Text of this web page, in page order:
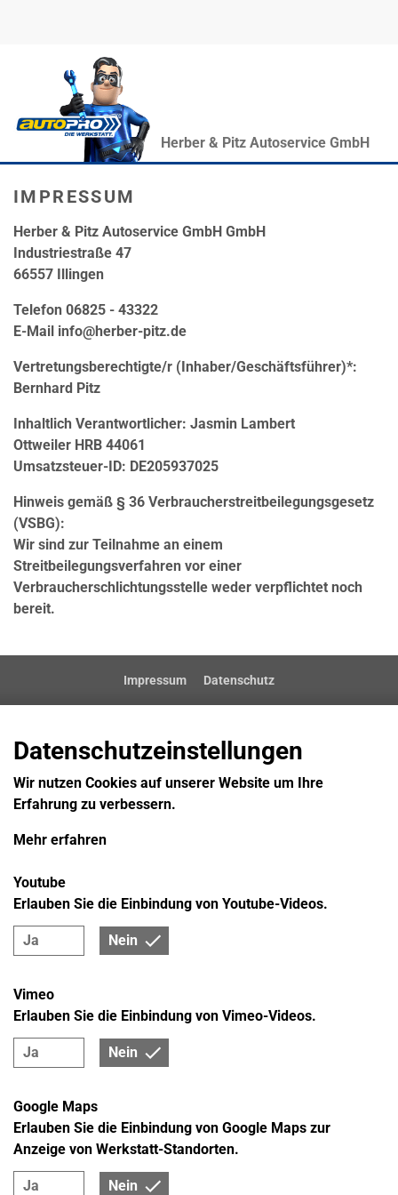
Herber & Pitz Autoservice GmbH
IMPRESSUM
Herber & Pitz Autoservice GmbH GmbH
Industriestraße 47
66557 Illingen
Telefon 06825 - 43322
E-Mail info@herber-pitz.de
Vertretungsberechtigte/r (Inhaber/Geschäftsführer)*:
Bernhard Pitz
Inhaltlich Verantwortlicher: Jasmin Lambert
Ottweiler HRB 44061
Umsatzsteuer-ID: DE205937025
Hinweis gemäß § 36 Verbraucherstreitbeilegungsgesetz
(VSBG):
Wir sind zur Teilnahme an einem
Streitbeilegungsverfahren vor einer
Verbraucherschlichtungsstelle weder verpflichtet noch
bereit.
Impressum Datenschutz
Datenschutzeinstellungen
Wir nutzen Cookies auf unserer Website um Ihre
Erfahrung zu verbessern.
Mehr erfahren
Ja Nein
Youtube
Erlauben Sie die Einbindung von Youtube-Videos.
Ja Nein
Vimeo
Erlauben Sie die Einbindung von Vimeo-Videos.
Ja Nein
Google Maps
Erlauben Sie die Einbindung von Google Maps zur
Anzeige von Werkstatt-Standorten.